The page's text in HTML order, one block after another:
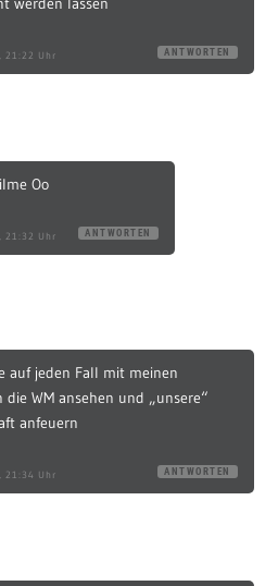
21:22 Uhr ANTWORTEN
Oo
21:32 Uhr ANTWORTEN
auf jeden Fall mit meinen
die WM ansehen und „unsere“
anfeuern
21:34 Uhr ANTWORTEN